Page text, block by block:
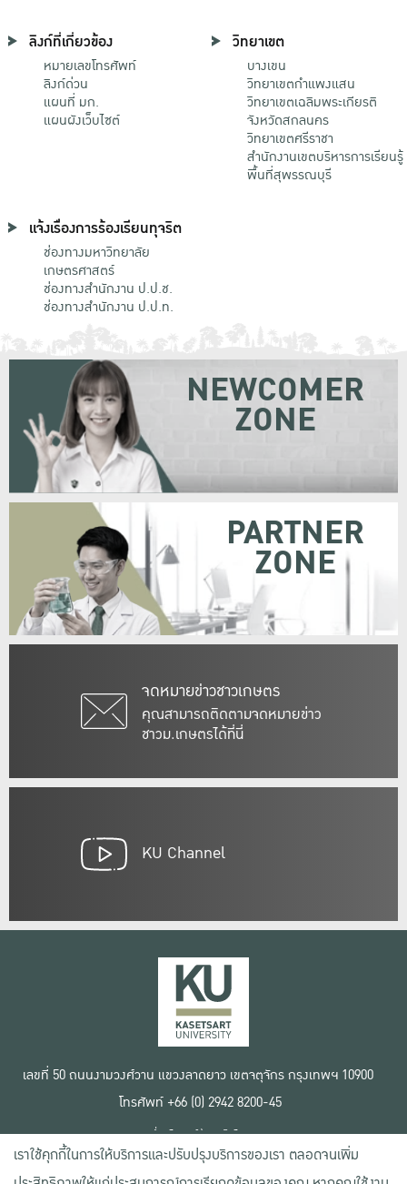
ลิงก์ที่เกี่ยวข้อง
หมายเลขโทรศัพท์
ลิงก์ด่วน
แผนที่ มก.
แผนผังเว็บไซต์
วิทยาเขต
บางเขน
วิทยาเขตกําแพงแสน
วิทยาเขตเฉลิมพระเกียรติ
จังหวัดสกลนคร
วิทยาเขตศรีราชา
สำนักงานเขตบริหารการเรียนรู้
พื้นที่สุพรรณบุรี
แจ้งเรื่องการร้องเรียนทุจริต
ช่องทางมหาวิทยาลัย
เกษตรศาสตร์
ช่องทางสำนักงาน ป.ป.ช.
ช่องทางสำนักงาน ป.ป.ท.
จดหมายข่าวชาวเกษตร
คุณสามารถติดตามจดหมายข่าว
ชาวม.เกษตรได้ที่นี่
NEWCOMER
ZONE
PARTNER
ZONE
KU Channel
เลขที่ 50 ถนนงามวงศ์วาน แขวงลาดยาว เขตจตุจักร กรุงเทพฯ 10900
โทรศัพท์ +66 (0) 2942 8200-45
เงื่อนไขการใช้งานเว็บไซต์
ข้อตกลงด้านสิทธิ์ใช้งาน
นโยบายความเป็นส่วนตัว
เราใช้คุกกี้ในการให้บริการและปรับปรุงบริการของเรา ตลอดจนเพิ่ม